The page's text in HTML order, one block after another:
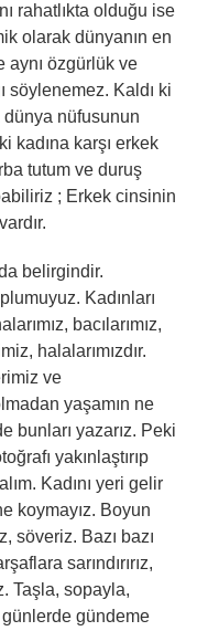
rahatlıkta olduğu ise
olarak dünyanın en
aynı özgürlük ve
söylenemez. Kaldı ki
nüfusunun
kadına karşı erkek
tutum ve duruş
; Erkek cinsinin
belirgindir.
Kadınları
bacılarımız,
halalarımızdır.
ve
yaşamın ne
bunları yazarız. Peki
yakınlaştırıp
Kadını yeri gelir
koymayız. Boyun
söveriz. Bazı bazı
sarındırırız,
Taşla, sopayla,
gündeme